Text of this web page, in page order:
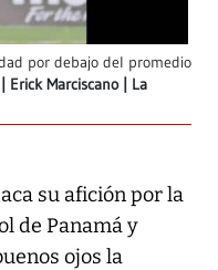
por debajo del promedio
Erick Marciscano | La
su afición por la
de Panamá y
ojos la